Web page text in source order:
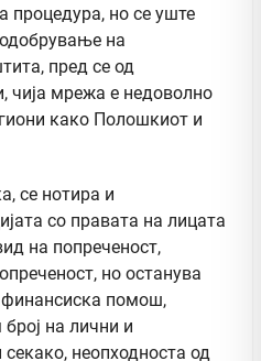
процедура, но се уште
на
пред се од
чија мрежа е недоволно
како Полошкиот и
се нотира и
со правата на лицата
на попреченост,
но останува
финансиска помош,
на лични и
неопходноста од